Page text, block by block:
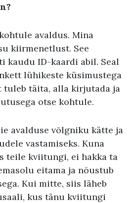
avaldus. Mina
kiirmenetlust. See
kaudu ID-kaardi abil. Seal
lühikeste küsimustega
tuleb täita, alla kirjutada ja
otse kohtule.
avalduse võlgniku kätte ja
vastamiseks. Kuna
teile kviitungi, ei hakka ta
eitama ja nõustub
Kui mitte, siis läheb
kus tänu kviitungi